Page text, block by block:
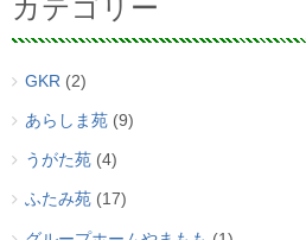
カテゴリー
GKR (2)
あらしま苑 (9)
うがた苑 (4)
ふたみ苑 (17)